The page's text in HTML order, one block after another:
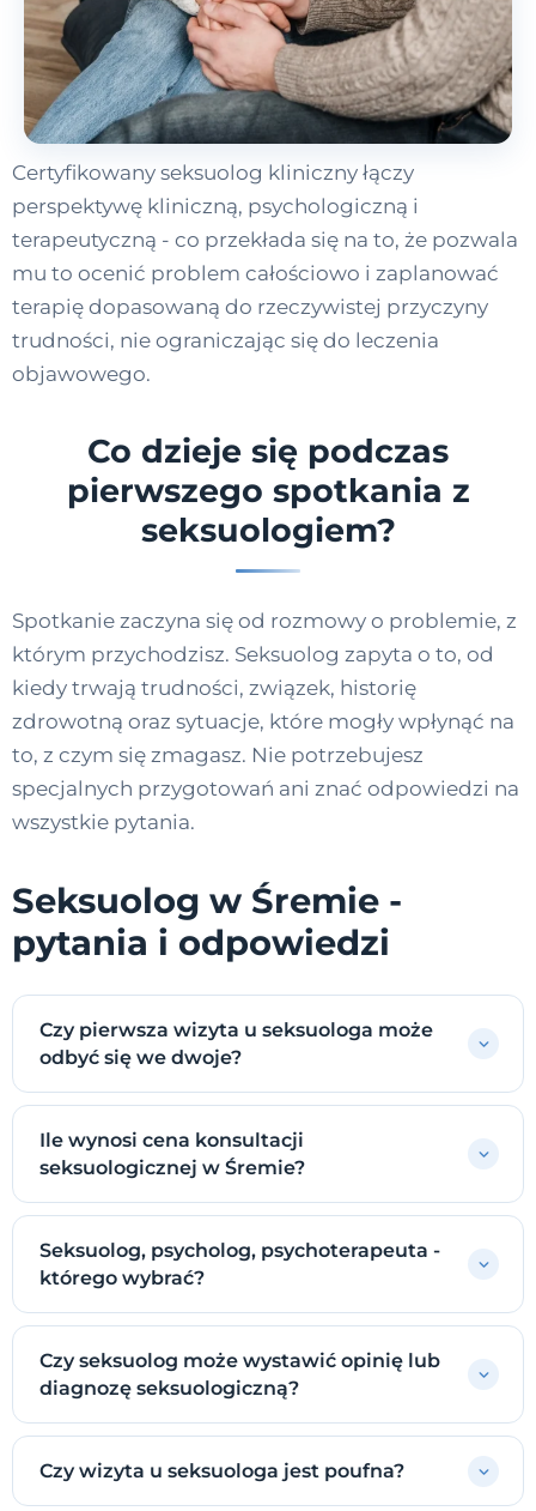
Certyfikowany seksuolog kliniczny łączy
perspektywę kliniczną, psychologiczną i
terapeutyczną - co przekłada się na to, że pozwala
mu to ocenić problem całościowo i zaplanować
terapię dopasowaną do rzeczywistej przyczyny
trudności, nie ograniczając się do leczenia
objawowego.
Co dzieje się podczas
pierwszego spotkania z
seksuologiem?
Spotkanie zaczyna się od rozmowy o problemie, z
którym przychodzisz. Seksuolog zapyta o to, od
kiedy trwają trudności, związek, historię
zdrowotną oraz sytuacje, które mogły wpłynąć na
to, z czym się zmagasz. Nie potrzebujesz
specjalnych przygotowań ani znać odpowiedzi na
wszystkie pytania.
Seksuolog w Śremie -
pytania i odpowiedzi
Czy pierwsza wizyta u seksuologa może
odbyć się we dwoje?
Ile wynosi cena konsultacji
seksuologicznej w Śremie?
Seksuolog, psycholog, psychoterapeuta -
którego wybrać?
Czy seksuolog może wystawić opinię lub
diagnozę seksuologiczną?
Czy wizyta u seksuologa jest poufna?